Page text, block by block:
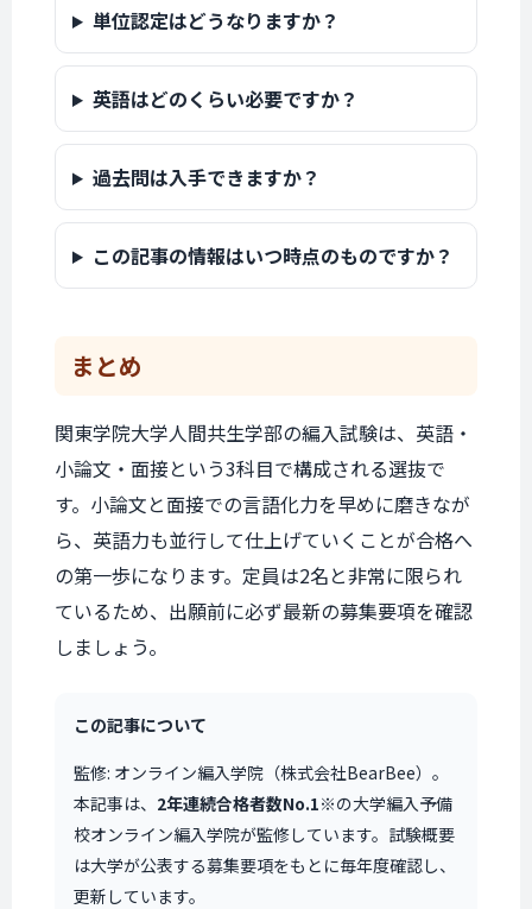
単位認定はどうなりますか？
英語はどのくらい必要ですか？
過去問は入手できますか？
この記事の情報はいつ時点のものですか？
まとめ
関東学院大学人間共生学部の編入試験は、英語・
小論文・面接という3科目で構成される選抜で
す。小論文と面接での言語化力を早めに磨きなが
ら、英語力も並行して仕上げていくことが合格へ
の第一歩になります。定員は2名と非常に限られ
ているため、出願前に必ず最新の募集要項を確認
しましょう。
この記事について
監修: オンライン編入学院（株式会社BearBee）。
本記事は、 2年連続合格者数No.1※の大学編入予備
校オンライン編入学院が監修しています。試験概要
は大学が公表する募集要項をもとに毎年度確認し、
更新しています。